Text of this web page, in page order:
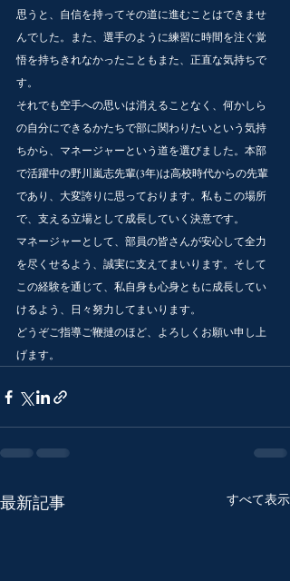
思うと、自信を持ってその道に進むことはできませ
んでした。また、選手のように練習に時間を注ぐ覚
悟を持ちきれなかったこともまた、正直な気持ちで
す。
それでも空手への思いは消えることなく、何かしら
の自分にできるかたちで部に関わりたいという気持
ちから、マネージャーという道を選びました。本部
で活躍中の野川嵐志先輩(3年)は高校時代からの先輩
であり、大変誇りに思っております。私もこの場所
で、支える立場として成長していく決意です。
マネージャーとして、部員の皆さんが安心して全力
を尽くせるよう、誠実に支えてまいります。そして
この経験を通じて、私自身も心身ともに成長してい
けるよう、日々努力してまいります。
どうぞご指導ご鞭撻のほど、よろしくお願い申し上
げます。
最新記事 すべて表示